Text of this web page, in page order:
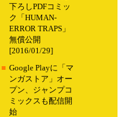
下ろしPDFコミッ
ク「HUMAN-
ERROR TRAPS」
無償公開
[2016/01/29]
■ Google Playに「マ
ンガストア」オー
プン、ジャンプコ
ミックスも配信開
始